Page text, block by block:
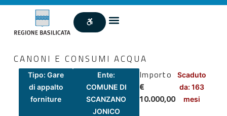
CANONI E CONSUMI ACQUA
Tipo: Gare
di appalto
forniture
Ente:
COMUNE DI
SCANZANO
JONICO
Importo
€
10.000,00
Scaduto
da: 163
mesi